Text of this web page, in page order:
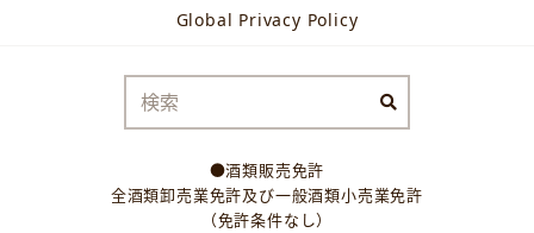
Global Privacy Policy
●酒類販売免許
全酒類卸売業免許及び一般酒類小売業免許
（免許条件なし）